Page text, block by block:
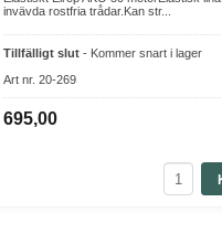
invävda rostfria trådar.Kan str...
Tillfälligt slut - Kommer snart i lager
Art nr. 20-269
695,00